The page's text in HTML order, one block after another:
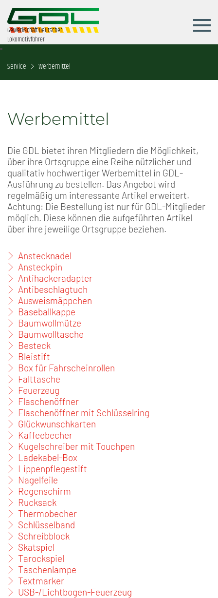
Gewerkschaft Deutscher
Lokomotivführer
Service Werbemittel
Werbemittel
Die GDL bietet ihren Mitgliedern die Möglichkeit,
über ihre Ortsgruppe eine Reihe nützlicher und
qualitativ hochwertiger Werbemittel in GDL-
Ausführung zu bestellen. Das Angebot wird
regelmäßig um interessante Artikel erweitert.
Achtung: Die Bestellung ist nur für GDL-Mitglieder
möglich. Diese können die aufgeführten Artikel
über ihre jeweilige Ortsgruppe beziehen.
Anstecknadel
Ansteckpin
Antihackeradapter
Antibeschlagtuch
Ausweismäppchen
Baseballkappe
Baumwollmütze
Baumwolltasche
Besteck
Bleistift
Box für Fahrscheinrollen
Falttasche
Feuerzeug
Flaschenöffner
Flaschenöffner mit Schlüsselring
Glückwunschkarten
Kaffeebecher
Kugelschreiber mit Touchpen
Ladekabel-Box
Lippenpflegestift
Nagelfeile
Regenschirm
Rucksack
Thermobecher
Schlüsselband
Schreibblock
Skatspiel
Tarockspiel
Taschenlampe
Textmarker
USB-/Lichtbogen-Feuerzeug